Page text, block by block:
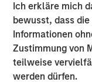
Ich erkläre mich
bewusst, dass
Informationen
Zustimmung von
teilweise
werden dürfen.
to acquire
connecting
Lightspeed and
bridge between
simplifying